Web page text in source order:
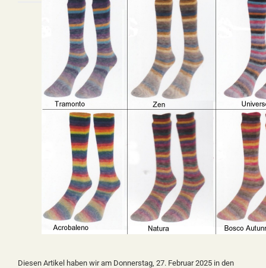
Diesen Artikel haben wir am Donnerstag, 27. Februar 2025 in den